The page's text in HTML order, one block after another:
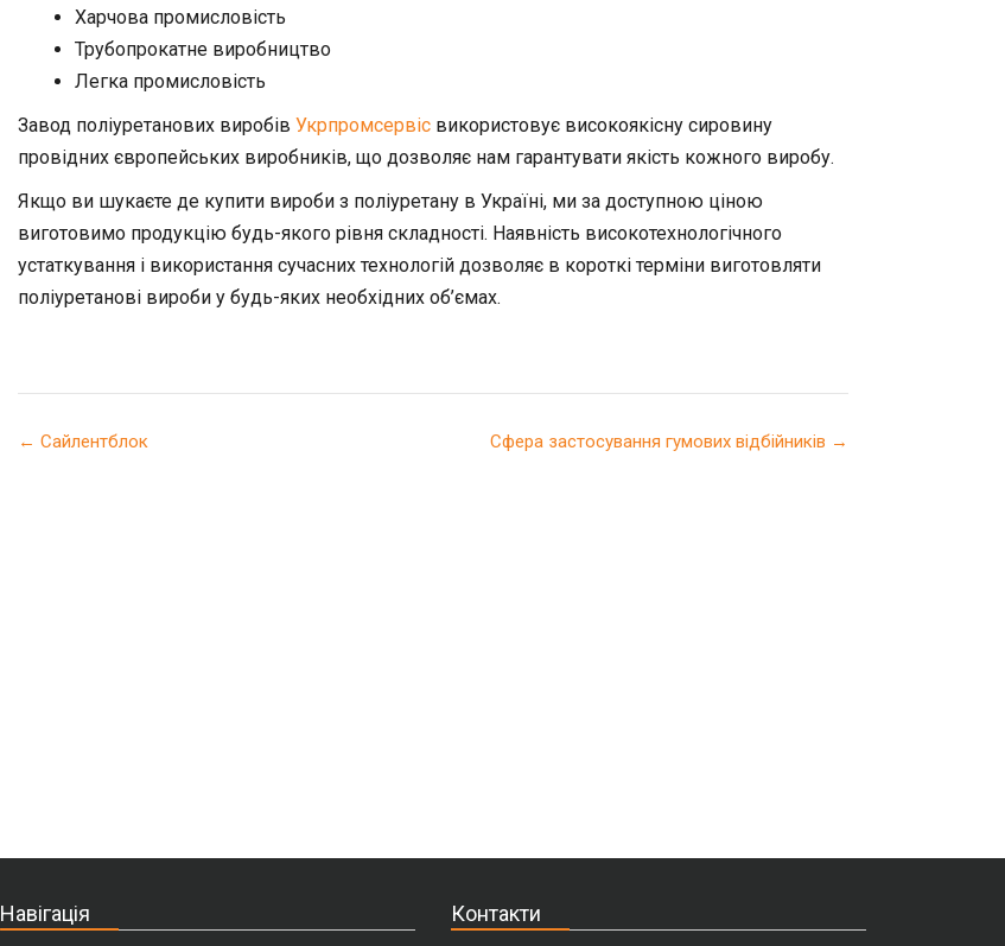
Харчова промисловість
Трубопрокатне виробництво
Легка промисловість
Завод поліуретанових виробів Укрпромсервіс використовує високоякісну сировину
провідних європейських виробників, що дозволяє нам гарантувати якість кожного виробу.
Якщо ви шукаєте де купити вироби з поліуретану в Україні, ми за доступною ціною
виготовимо продукцію будь-якого рівня складності. Наявність високотехнологічного
устаткування і використання сучасних технологій дозволяє в короткі терміни виготовляти
поліуретанові вироби у будь-яких необхідних об’ємах.
Post navigation
← Сайлентблок Сфера застосування гумових відбійників →
Навігація Контакти